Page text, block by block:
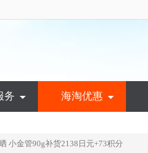
务 海淘优惠
小金管90g补货2138日元+73积分